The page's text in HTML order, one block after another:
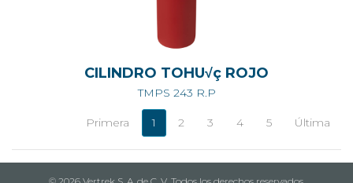
CILINDRO TOHU√ç ROJO
TMPS 243 R.P
Primera 1 2 3 4 5 Última